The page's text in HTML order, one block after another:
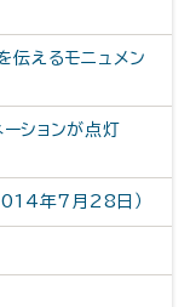
伝えるモニュメン
ションが点灯
年7月28日）